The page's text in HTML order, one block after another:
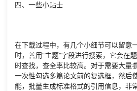
四、一些小贴士
在下载过程中，有几个小细节可以留意
时，善用“主题”字段进行搜索，它会在
时查找，查全率比较高。对于需要大量
一次性勾选多篇论文前的复选框，然后
能，批量生成标准格式的引用信息，非